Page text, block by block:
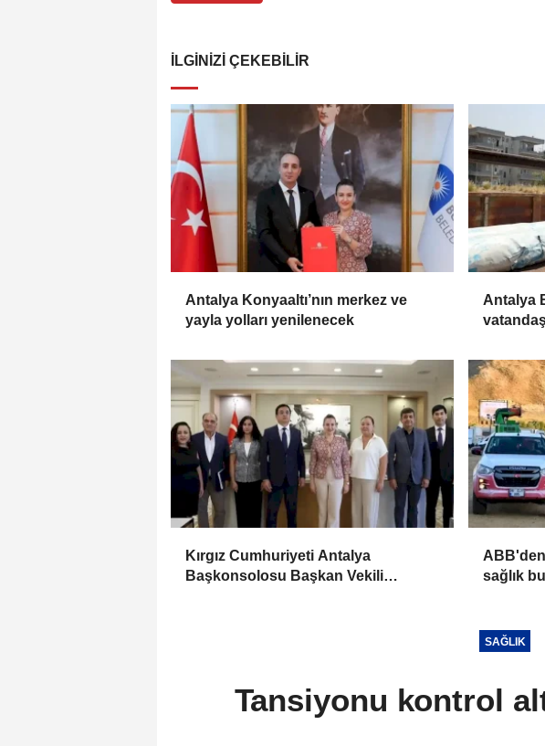
İLGINIZI ÇEKEBILIR
Antalya Konyaaltı’nın merkez ve
yayla yolları yenilenecek
Antalya
Kırgız Cumhuriyeti Antalya
Başkonsolosu Başkan Vekili
sağlık
SAĞLIK
Tansiyonu kontrol